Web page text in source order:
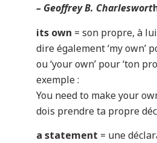
– Geoffrey B. Charleswort
its own = son propre, à
dire également ‘my own’
ou ‘your own’ pour ‘ton
exemple :
You need to make your
dois prendre ta propre
a statement = une